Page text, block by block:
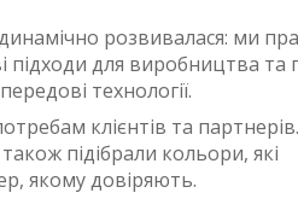
розвивалася: ми
підходи для виробництва та
технології.
клієнтів та
підібрали кольори, які
якому довіряють.